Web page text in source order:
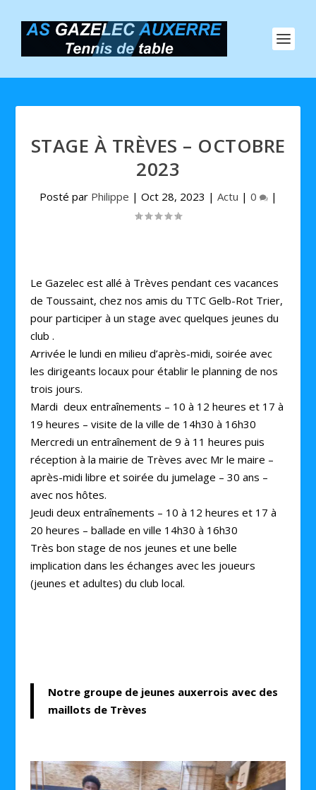
STAGE À TRÈVES – OCTOBRE
2023
Posté par Philippe | Oct 28, 2023 | Actu | 0 |
Le Gazelec est allé à Trèves pendant ces vacances
de Toussaint, chez nos amis du TTC Gelb-Rot Trier,
pour participer à un stage avec quelques jeunes du
club .
Arrivée le lundi en milieu d’après-midi, soirée avec
les dirigeants locaux pour établir le planning de nos
trois jours.
Mardi deux entraînements – 10 à 12 heures et 17 à
19 heures – visite de la ville de 14h30 à 16h30
Mercredi un entraînement de 9 à 11 heures puis
réception à la mairie de Trèves avec Mr le maire –
après-midi libre et soirée du jumelage – 30 ans –
avec nos hôtes.
Jeudi deux entraînements – 10 à 12 heures et 17 à
20 heures – ballade en ville 14h30 à 16h30
Très bon stage de nos jeunes et une belle
implication dans les échanges avec les joueurs
(jeunes et adultes) du club local.
Notre groupe de jeunes auxerrois avec des
maillots de Trèves